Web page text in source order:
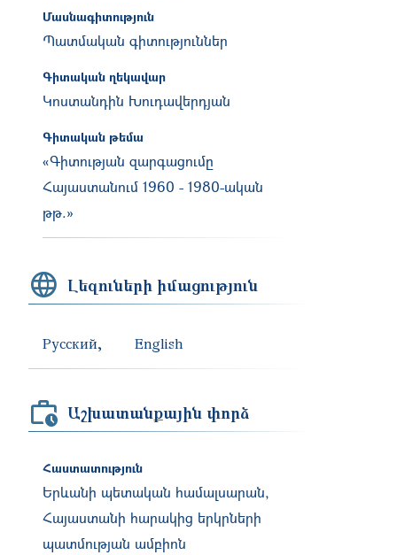
Մասնագիտություն
Պատմական գիտություններ
Գիտական ղեկավար
Կոստանդին Խուդավերդյան
Գիտական թեմա
«Գիտության զարգացումը
Հայաստանում 1960 - 1980-ական
թթ.»
Լեզուների իմացություն
Русский English
Աշխատանքային փորձ
Հաստատություն
Երևանի պետական համալսարան,
Հայաստանի հարակից երկրների
պատմության ամբիոն